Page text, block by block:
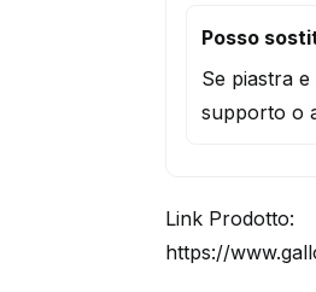
Posso
Se piastra
supporto o
Link Prodotto:
https://